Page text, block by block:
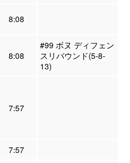
8:08
8:08
#99 ボヌ ディフェン
スリバウンド(5-8-
13)
7:57
7:57